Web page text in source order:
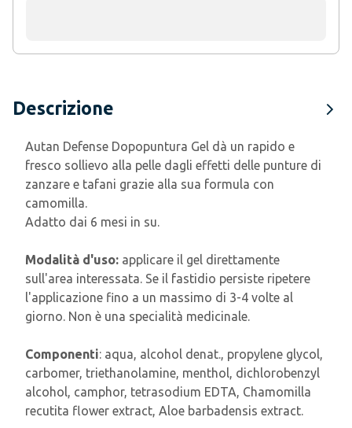
Descrizione
Autan Defense Dopopuntura Gel dà un rapido e
fresco sollievo alla pelle dagli effetti delle punture di
zanzare e tafani grazie alla sua formula con
camomilla.
Adatto dai 6 mesi in su.
Modalità d'uso: applicare il gel direttamente
sull'area interessata. Se il fastidio persiste ripetere
l'applicazione fino a un massimo di 3-4 volte al
giorno. Non è una specialità medicinale.
Componenti: aqua, alcohol denat., propylene glycol,
carbomer, triethanolamine, menthol, dichlorobenzyl
alcohol, camphor, tetrasodium EDTA, Chamomilla
recutita flower extract, Aloe barbadensis extract.